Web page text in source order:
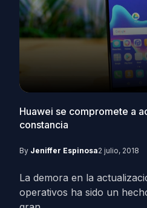
Huawei se compromete a
constancia
By Jeniffer Espinosa2 julio, 2018
La demora en la
operativos ha sido un